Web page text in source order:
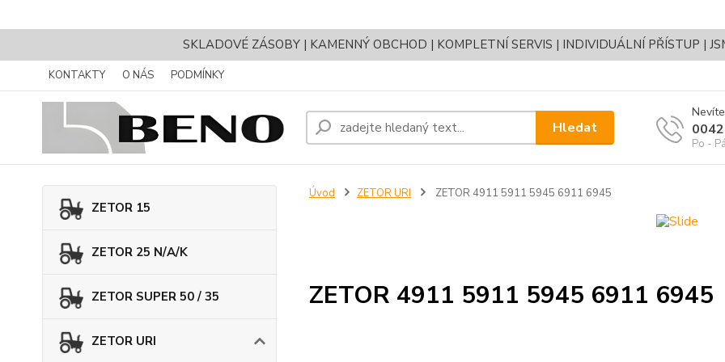
SKLADOVÉ ZÁSOBY | KAMENNÝ OBCHOD | KOMPLETNÍ SERVIS | INDIVIDUÁLNÍ PŘÍSTUP |
KONTAKTY O NÁS PODMÍNKY
Hledat
Po -
ZETOR 15
ZETOR 25 N/A/K
ZETOR SUPER 50 / 35
ZETOR URI
Úvod ZETOR URI ZETOR 4911 5911 5945 6911 6945
ZETOR 4911 5911 5945 6911 6945